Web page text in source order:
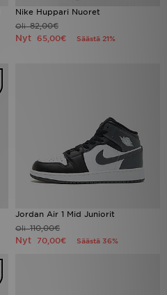
Nike Huppari Nuoret
Oli82,00€
Nyt 65,00€ Säästä 21%
Jordan Air 1 Mid Juniorit
Oli110,00€
Nyt 70,00€ Säästä 36%